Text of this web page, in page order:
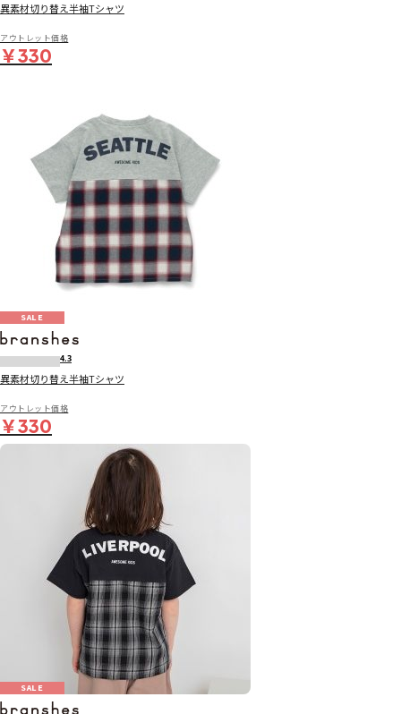
異素材切り替え半袖Tシャツ
アウトレット価格
￥330
SALE
4.3
異素材切り替え半袖Tシャツ
アウトレット価格
￥330
SALE